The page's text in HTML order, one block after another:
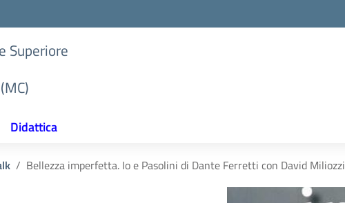
Superiore
Didattica
Bellezza imperfetta. Io e Pasolini di Dante Ferretti con David Miliozzi